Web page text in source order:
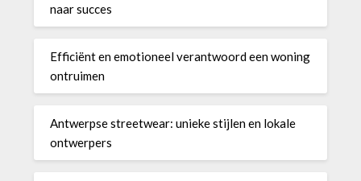
naar succes
Efficiënt en emotioneel verantwoord een woning
ontruimen
Antwerpse streetwear: unieke stijlen en lokale
ontwerpers